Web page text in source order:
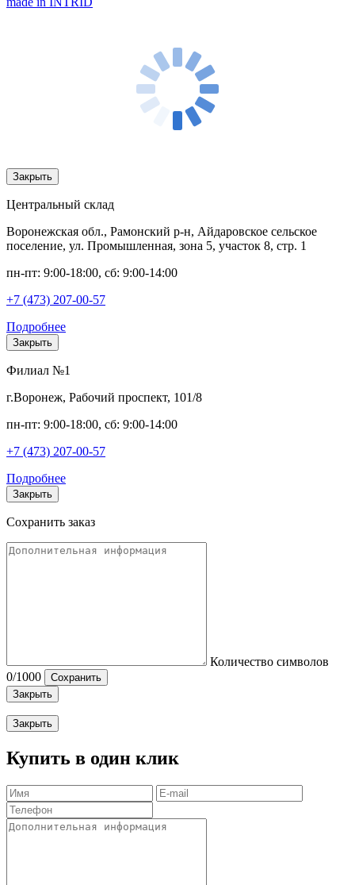
Закрыть
Центральный склад
Воронежская обл., Рамонский р-н, Айдаровское сельское
поселение, ул. Промышленная, зона 5, участок 8, стр. 1
пн-пт: 9:00-18:00, сб: 9:00-14:00
+7 (473) 207-00-57
Подробнее
Закрыть
Филиал №1
г.Воронеж, Рабочий проспект, 101/8
пн-пт: 9:00-18:00, сб: 9:00-14:00
+7 (473) 207-00-57
Подробнее
Закрыть
Сохранить заказ
Количество символов
0/1000
Сохранить
Закрыть
Закрыть
Купить в один клик